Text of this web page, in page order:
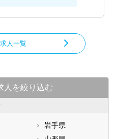
人一覧
人を絞り込む
岩手県